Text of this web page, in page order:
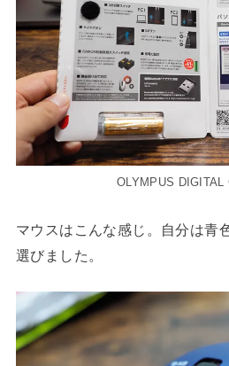
OLYMPUS DIGITAL
マウスはこんな感じ。自分は青
選びました。